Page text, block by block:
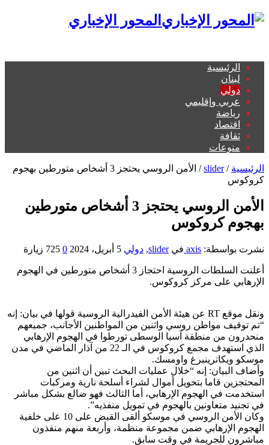
المحور الإخباري
الرئيسية
لبنان
دولي
عربي وإقليمي
رياضة
اقتصاد
ثقافة
منوعات
الرئيسية /
slider
/
الأمن الروسي يحتجز 3 أشخاص متورطين بهجوم
كروكوس
الأمن الروسي يحتجز 3 أشخاص متورطين
بهجوم كروكوس
نشرت بواسطة: axis فيslider
, دولي 5 أبريل، 2024 0 725 زيارة
أعلنت السلطات الروسية احتجاز 3 أشخاص متورطين في الهجوم
الإرهابي على مركز كروكوس.
ونقل موقع RT عن هيئة الأمن الفيدرالية الروسية قولها في بيان: إنه
“تم توقيف مواطن روسي واثنين من المواطنين الأجانب، جميعهم
منحدرون من منطقة آسيا الوسطى تورطوا في الهجوم الإرهابي
الذي استهدف مجمع كروكوس في الـ 22 من آذار الماضي في مدن
موسكو ويكاترينبرغ واومسك.
وأضاف البيان: إنه “خلال عمليات البحث تبين أن اثنين من
المحتجزين قاما بتحويل أموال لشراء أسلحة نارية ومركبات
استخدمت في الهجوم الإرهابي، أما الثالث فهو ضالع بشكل مباشر
في تجنيد متعاونين بالهجوم في تمويل منفذيه”.
وكان الأمن الروسي في موسكو ألقى القبض على 10 على خلفية
الهجوم الإرهابي ضمن مجموعة منظمة، وأربعة منهم منفذون
مباشرون للجريمة في وقت سابق.